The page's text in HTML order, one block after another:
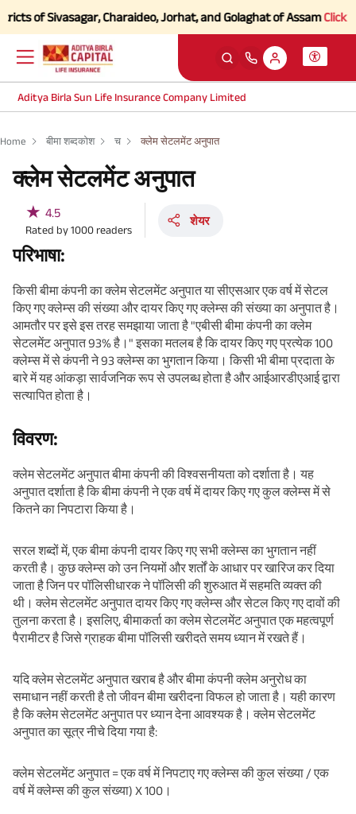
Sivasagar, Charaideo, Jorhat, and Golaghat of AssamClick here
Aditya Birla Sun Life Insurance Company Limited
Home बीमा शब्दकोश च क्लेम सेटलमेंट अनुपात
क्लेम सेटलमेंट अनुपात
★ 4.5
Rated by1000 readers
शेयर
परिभाषा:
किसी बीमा कंपनी का क्लेम सेटलमेंट अनुपात या सीएसआर एक वर्ष में सेटल
किए गए क्लेम्स की संख्या और दायर किए गए क्लेम्स की संख्या का अनुपात है।
आमतौर पर इसे इस तरह समझाया जाता है "एबीसी बीमा कंपनी का क्लेम
सेटलमेंट अनुपात 93% है।" इसका मतलब है कि दायर किए गए प्रत्येक 100
क्लेम्स में से कंपनी ने 93 क्लेम्स का भुगतान किया। किसी भी बीमा प्रदाता के
बारे में यह आंकड़ा सार्वजनिक रूप से उपलब्ध होता है और आईआरडीएआई द्वारा
सत्यापित होता है।
विवरण:
क्लेम सेटलमेंट अनुपात बीमा कंपनी की विश्वसनीयता को दर्शाता है। यह
अनुपात दर्शाता है कि बीमा कंपनी ने एक वर्ष में दायर किए गए कुल क्लेम्स में से
कितने का निपटारा किया है।
सरल शब्दों में, एक बीमा कंपनी दायर किए गए सभी क्लेम्स का भुगतान नहीं
करती है। कुछ क्लेम्स को उन नियमों और शर्तों के आधार पर खारिज कर दिया
जाता है जिन पर पॉलिसीधारक ने पॉलिसी की शुरुआत में सहमति व्यक्त की
थी। क्लेम सेटलमेंट अनुपात दायर किए गए क्लेम्स और सेटल किए गए दावों की
तुलना करता है। इसलिए, बीमाकर्ता का क्लेम सेटलमेंट अनुपात एक महत्वपूर्ण
पैरामीटर है जिसे ग्राहक बीमा पॉलिसी खरीदते समय ध्यान में रखते हैं।
यदि क्लेम सेटलमेंट अनुपात खराब है और बीमा कंपनी क्लेम अनुरोध का
समाधान नहीं करती है तो जीवन बीमा खरीदना विफल हो जाता है। यही कारण
है कि क्लेम सेटलमेंट अनुपात पर ध्यान देना आवश्यक है। क्लेम सेटलमेंट
अनुपात का सूत्र नीचे दिया गया है:
क्लेम सेटलमेंट अनुपात = एक वर्ष में निपटाए गए क्लेम्स की कुल संख्या / एक
वर्ष में क्लेम्स की कुल संख्या) X 100।